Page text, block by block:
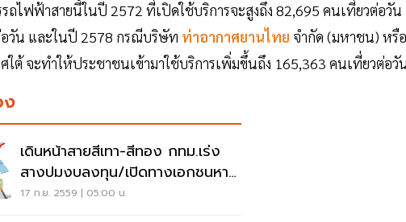
ไฟฟ้าสายนี้ในปี 2572 ที่เปิดใช้บริการจะสูงถึง 82,695 คนเที่ยวต่อวัน
วัน และในปี 2578 กรณีบริษัท ท่าอากาศยานไทย จำกัด (มหาชน) หรือ
ต้ จะทำให้ประชาชนเข้ามาใช้บริการเพิ่มขึ้นถึง 165,363 คนเที่ยวต่อวั
เดินหน้าสายสีเทา-สีทอง กทม.เร่ง
สางปมงบลงทุน/เปิดทางเอกชนหา
รือเคที
17 ก.ย. 2559 | 05:00 น.